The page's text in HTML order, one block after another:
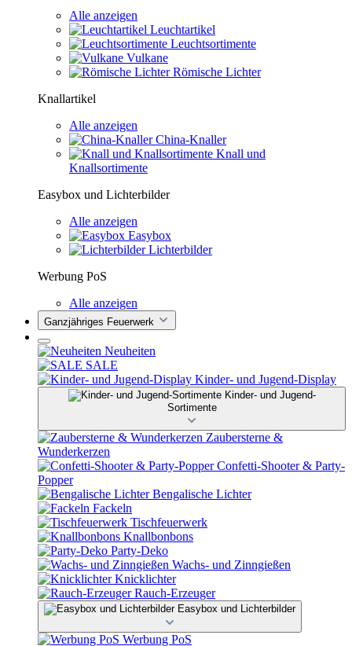
Alle anzeigen
Leuchtartikel
Leuchtsortimente
Vulkane
Römische Lichter
Knallartikel
Alle anzeigen
China-Knaller
Knall und
Knallsortimente
Easybox und Lichterbilder
Alle anzeigen
Easybox
Lichterbilder
Werbung PoS
Alle anzeigen
Ganzjähriges Feuerwerk
Neuheiten
SALE
Kinder- und Jugend-Display
Kinder- und Jugend-
Sortimente
Zaubersterne &
Wunderkerzen
Confetti-Shooter & Party-
Popper
Bengalische Lichter
Fackeln
Tischfeuerwerk
Knallbonbons
Party-Deko
Wachs- und Zinngießen
Knicklichter
Rauch-Erzeuger
Easybox und Lichterbilder
Werbung PoS